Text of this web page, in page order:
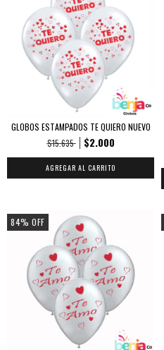
GLOBOS ESTAMPADOS TE QUIERO NUEVO
$15.635
$2.000
AGREGAR AL CARRITO
84% OFF